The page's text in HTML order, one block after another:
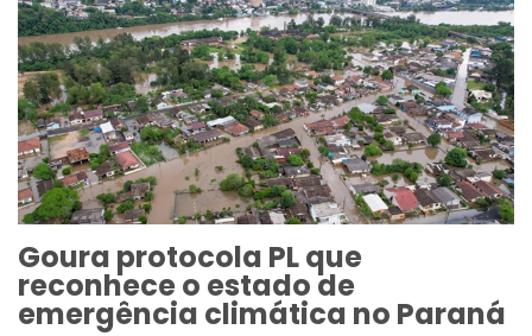
Goura protocola PL que
reconhece o estado de
emergência climática no Paraná